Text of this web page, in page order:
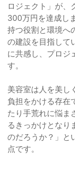
ロジェクト」が、
300万円を達成し
持つ役割と環境へ
の建設を目指して
に共感し、プロジ
す。
美容室は人を美し
負担をかける存在
たり手荒れに悩ま
るきっかけとなり
のだろうか？」と
点です。